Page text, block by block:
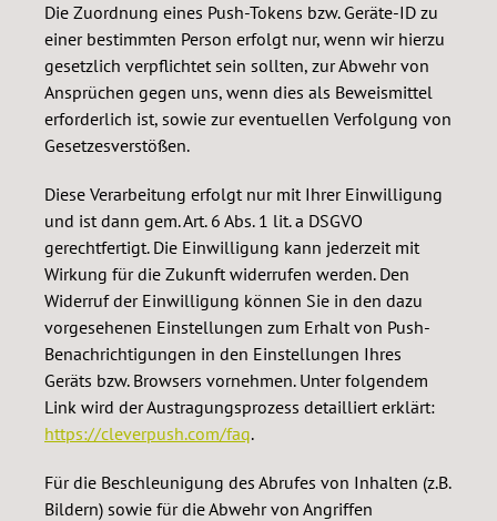
Die Zuordnung eines Push-Tokens bzw. Geräte-ID zu
einer bestimmten Person erfolgt nur, wenn wir hierzu
gesetzlich verpflichtet sein sollten, zur Abwehr von
Ansprüchen gegen uns, wenn dies als Beweismittel
erforderlich ist, sowie zur eventuellen Verfolgung von
Gesetzesverstößen.
Diese Verarbeitung erfolgt nur mit Ihrer Einwilligung
und ist dann gem. Art. 6 Abs. 1 lit. a DSGVO
gerechtfertigt. Die Einwilligung kann jederzeit mit
Wirkung für die Zukunft widerrufen werden. Den
Widerruf der Einwilligung können Sie in den dazu
vorgesehenen Einstellungen zum Erhalt von Push-
Benachrichtigungen in den Einstellungen Ihres
Geräts bzw. Browsers vornehmen. Unter folgendem
Link wird der Austragungsprozess detailliert erklärt:
https://cleverpush.com/faq.
Für die Beschleunigung des Abrufes von Inhalten (z.B.
Bildern) sowie für die Abwehr von Angriffen